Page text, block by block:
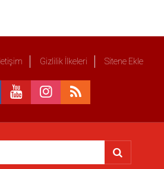
İletişim Gizlilik İlkeleri Sitene Ekle